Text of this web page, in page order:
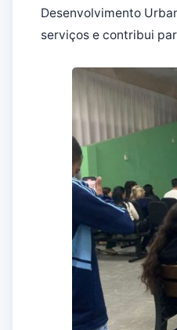
Desenvolvimento
serviços e contribui